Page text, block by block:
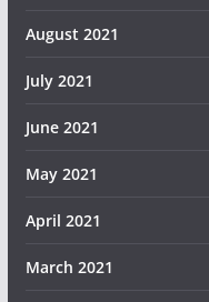
August 2021
July 2021
June 2021
May 2021
April 2021
March 2021